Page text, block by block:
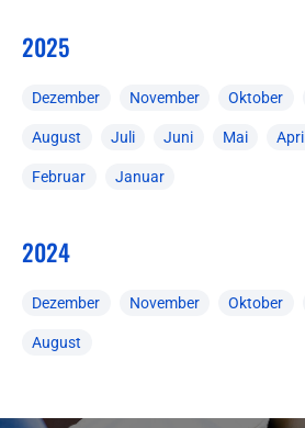
2025
Dezember November Oktober
August Juli Juni Mai April
Februar Januar
2024
Dezember November Oktober
August